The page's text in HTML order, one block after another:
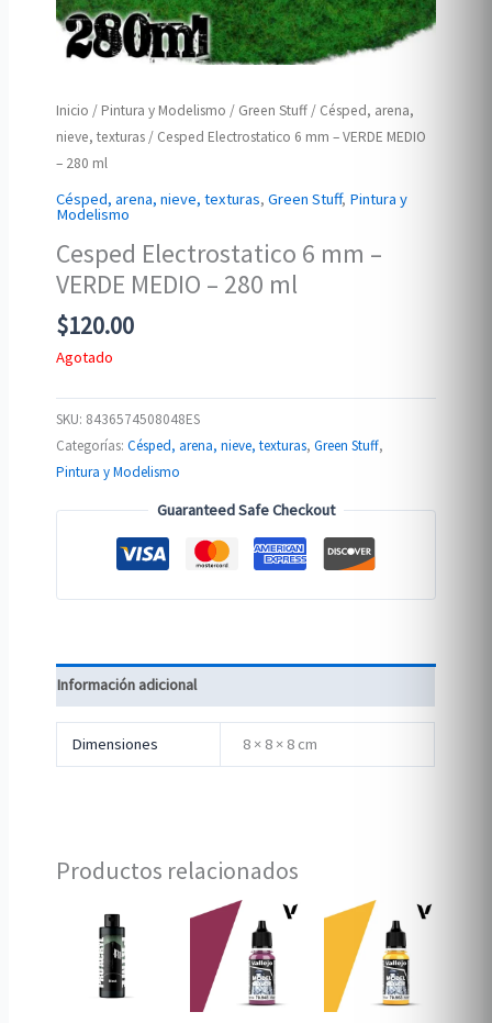
Inicio / Pintura y Modelismo / Green Stuff / Césped, arena,
nieve, texturas / Cesped Electrostatico 6 mm – VERDE MEDIO
– 280 ml
Césped, arena, nieve, texturas,Green Stuff, Pintura y
Modelismo
Cesped Electrostatico 6 mm –
VERDE MEDIO – 280 ml
$120.00
Agotado
SKU: 8436574508048ES
Categorías:Césped, arena, nieve, texturas,Green Stuff,
Pintura y Modelismo
Guaranteed Safe Checkout
Información adicional
Dimensiones 8 × 8 × 8 cm
Productos relacionados